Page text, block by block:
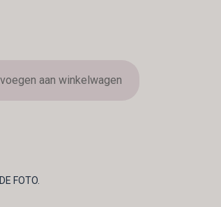
aan winkelwagen
FOTO.